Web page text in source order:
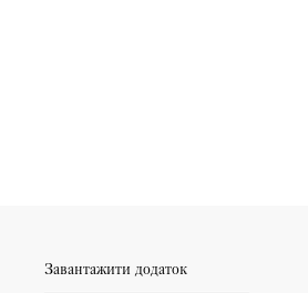
Завантажити додаток